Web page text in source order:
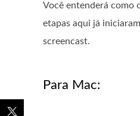
Você entenderá como
etapas aqui já
screencast.
Para Mac: